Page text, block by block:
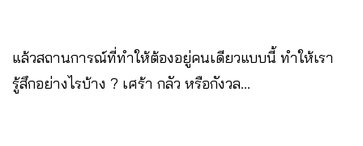
แล้วสถานการณ์ที่ทำให้ต้องอยู่คนเดียวแบบนี้ ทำให้เรา
รู้สึกอย่างไรบ้าง ? เศร้า กลัว หรือกังวล…